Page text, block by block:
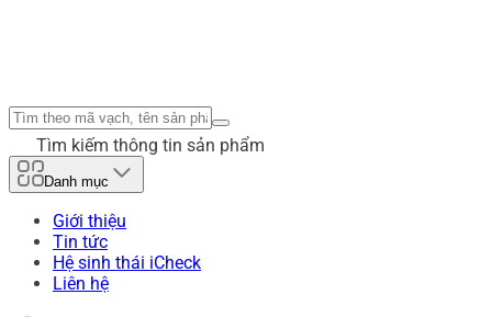
Tìm kiếm thông tin sản phẩm
Danh mục
Giới thiệu
Tin tức
Hệ sinh thái iCheck
Liên hệ